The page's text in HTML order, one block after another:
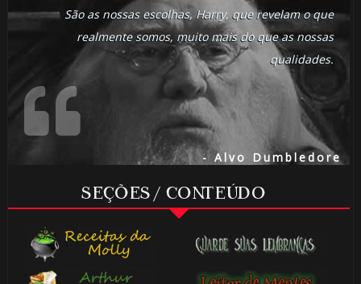
São as nossas escolhas, Harry, que revelam o que
realmente somos, muito mais do que as nossas
qualidades.
- Alvo Dumbledore
SEÇÕES / CONTEÚDO
⚡
1️⃣
8️⃣